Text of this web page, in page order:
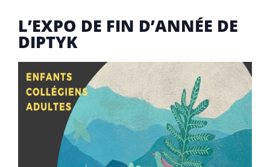
L’EXPO DE FIN D’ANNÉE DE
DIPTYK